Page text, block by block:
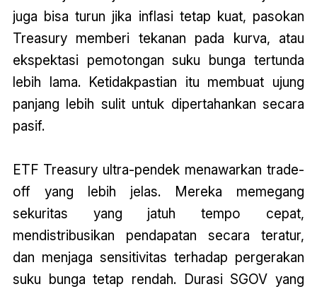
juga bisa turun jika inflasi tetap kuat, pasokan
Treasury memberi tekanan pada kurva, atau
ekspektasi pemotongan suku bunga tertunda
lebih lama. Ketidakpastian itu membuat ujung
panjang lebih sulit untuk dipertahankan secara
pasif.
ETF Treasury ultra-pendek menawarkan trade-
off yang lebih jelas. Mereka memegang
sekuritas yang jatuh tempo cepat,
mendistribusikan pendapatan secara teratur,
dan menjaga sensitivitas terhadap pergerakan
suku bunga tetap rendah. Durasi SGOV yang